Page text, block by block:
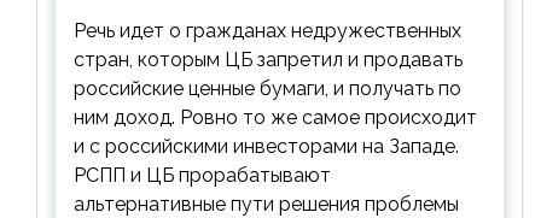
Речь идет о гражданах недружественных
стран, которым ЦБ запретил и продавать
российские ценные бумаги, и получать по
ним доход. Ровно то же самое происходит
и с российскими инвесторами на Западе.
РСПП и ЦБ прорабатывают
альтернативные пути решения проблемы